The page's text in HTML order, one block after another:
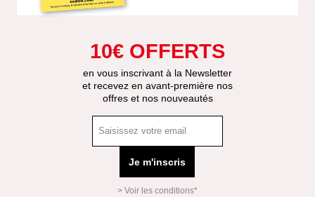
10€ OFFERTS
en vous inscrivant à la Newsletter
et recevez en avant-première nos
offres et nos nouveautés
Je m'inscris
> Voir les conditions*